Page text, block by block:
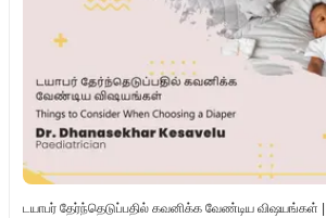
டயாபர் தேர்ந்தெடுப்பதில் கவனிக்க வேண்டிய விஷயங்கள்